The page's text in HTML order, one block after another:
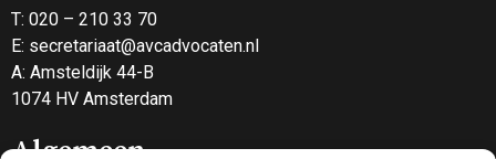
T: 020 – 210 33 70
E: secretariaat@avcadvocaten.nl
A: Amsteldijk 44-B
1074 HV Amsterdam